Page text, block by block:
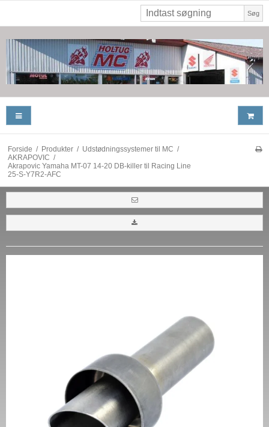
Søg
Forside / Produkter / Udstødningssystemer til MC /
AKRAPOVIC /
Akrapovic Yamaha MT-07 14-20 DB-killer til Racing Line
25-S-Y7R2-AFC